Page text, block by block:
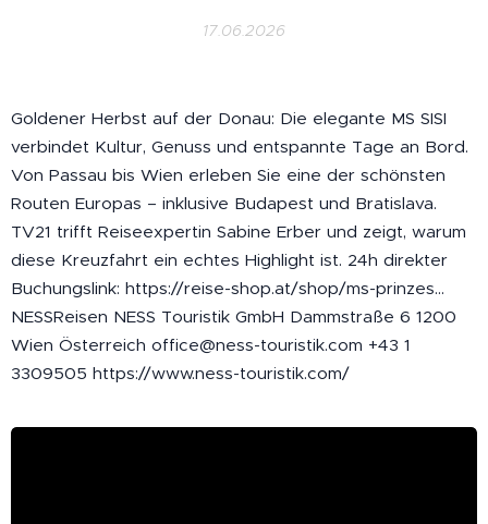
17.06.2026
Goldener Herbst auf der Donau: Die elegante MS SISI
verbindet Kultur, Genuss und entspannte Tage an Bord.
Von Passau bis Wien erleben Sie eine der schönsten
Routen Europas – inklusive Budapest und Bratislava.
TV21 trifft Reiseexpertin Sabine Erber und zeigt, warum
diese Kreuzfahrt ein echtes Highlight ist. 24h direkter
Buchungslink: https://reise-shop.at/shop/ms-prinzes...
NESSReisen NESS Touristik GmbH Dammstraße 6 1200
Wien Österreich office@ness-touristik.com +43 1
3309505 https://www.ness-touristik.com/